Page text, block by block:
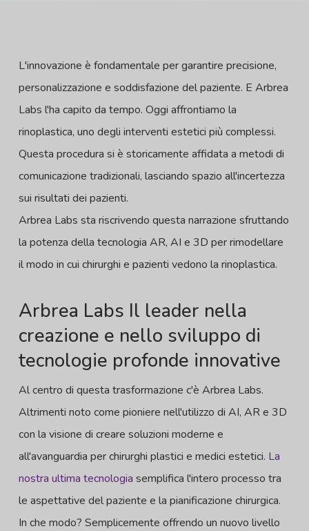
L'innovazione è fondamentale per garantire precisione,
personalizzazione e soddisfazione del paziente. E Arbrea
Labs l'ha capito da tempo. Oggi affrontiamo la
rinoplastica, uno degli interventi estetici più complessi.
Questa procedura si è storicamente affidata a metodi di
comunicazione tradizionali, lasciando spazio all'incertezza
sui risultati dei pazienti.
Arbrea Labs sta riscrivendo questa narrazione sfruttando
la potenza della tecnologia AR, AI e 3D per rimodellare
il modo in cui chirurghi e pazienti vedono la rinoplastica.
Arbrea Labs Il leader nella
creazione e nello sviluppo di
tecnologie profonde innovative
Al centro di questa trasformazione c'è Arbrea Labs.
Altrimenti noto come pioniere nell'utilizzo di AI, AR e 3D
con la visione di creare soluzioni moderne e
all'avanguardia per chirurghi plastici e medici estetici. La
nostra ultima tecnologia semplifica l'intero processo tra
le aspettative del paziente e la pianificazione chirurgica.
In che modo? Semplicemente offrendo un nuovo livello